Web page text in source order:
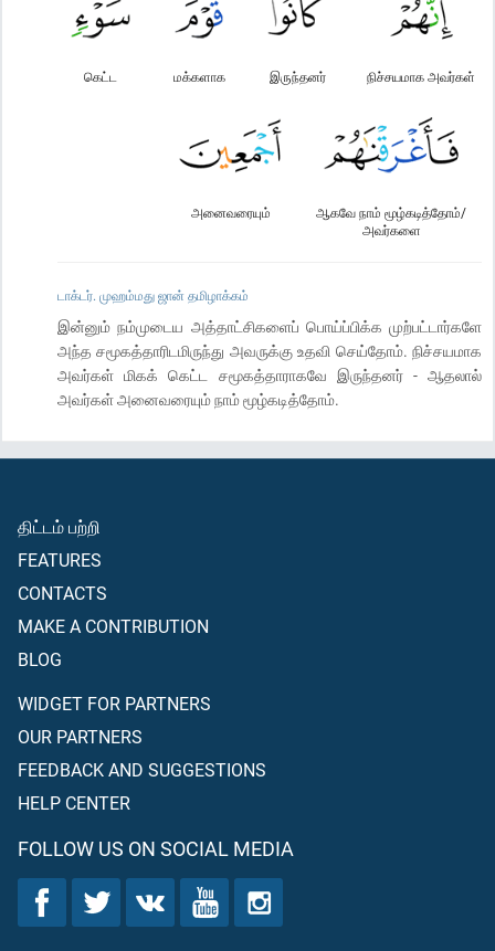
நிச்சயமாக அவர்கள்
இருந்தனர்
மக்களாக
கெட்ட
ஆகவே நாம் மூழ்கடித்தோம்/
அவர்களை
அனைவரையும்
டாக்டர். முஹம்மது ஜான் தமிழாக்கம்
இன்னும் நம்முடைய அத்தாட்சிகளைப் பொய்ப்பிக்க முற்பட்டார்களே
அந்த சமூகத்தாரிடமிருந்து அவருக்கு உதவி செய்தோம். நிச்சயமாக
அவர்கள் மிகக் கெட்ட சமூகத்தாராகவே இருந்தனர் - ஆதலால்
அவர்கள் அனைவரையும் நாம் மூழ்கடித்தோம்.
திட்டம் பற்றி
FEATURES
CONTACTS
MAKE A CONTRIBUTION
BLOG
WIDGET FOR PARTNERS
OUR PARTNERS
FEEDBACK AND SUGGESTIONS
HELP CENTER
FOLLOW US ON SOCIAL MEDIA